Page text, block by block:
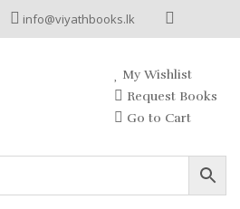
info@viyathbooks.lk
My Wishlist
Request Books
Go to Cart